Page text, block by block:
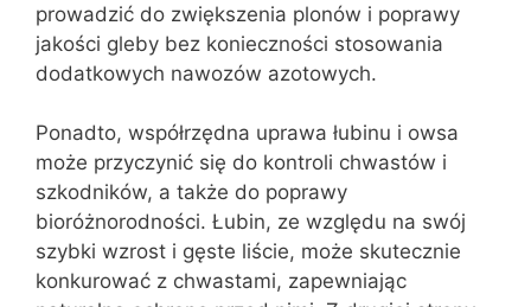
prowadzić do zwiększenia plonów i poprawy
jakości gleby bez konieczności stosowania
dodatkowych nawozów azotowych.
Ponadto, współrzędna uprawa łubinu i owsa
może przyczynić się do kontroli chwastów i
szkodników, a także do poprawy
bioróżnorodności. Łubin, ze względu na swój
szybki wzrost i gęste liście, może skutecznie
konkurować z chwastami, zapewniając